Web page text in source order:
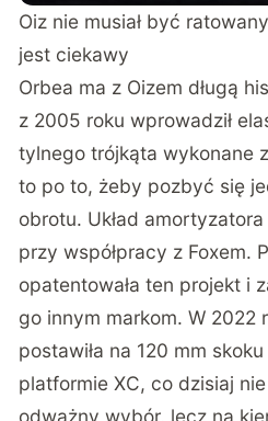
Oiz nie musiał być
jest ciekawy
Orbea ma z Oizem długą
z 2005 roku wprowadził
tylnego trójkąta wykonane
to po to, żeby pozbyć się
obrotu. Układ
przy współpracy z Foxem.
opatentowała ten projekt i
go innym markom. W 2022
postawiła na 120 mm
platformie XC, co dzisiaj
odważny wybór, lecz na